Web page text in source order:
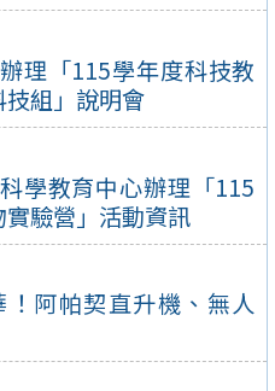
理「115學年度科技教
組」說明會
學教育中心辦理「115
驗營」活動資訊
阿帕契直升機、無人